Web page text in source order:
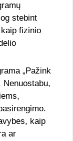
stebint
fizinio
„Pažink
Nenuostabu,
kaip
ar